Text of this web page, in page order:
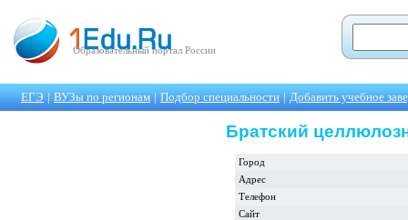
Образовательный портал России
ЕГЭ | ВУЗы по регионам | Подбор специальности | Добавить учебное
Братский
Город
Адрес
Телефон
Сайт